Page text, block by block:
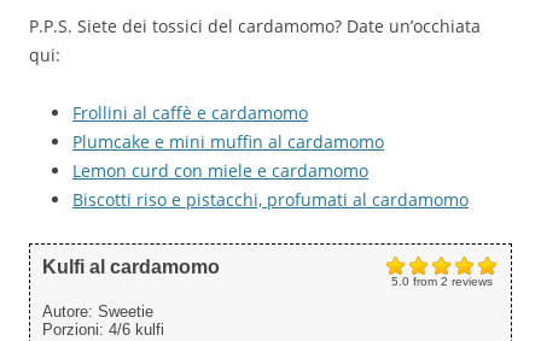
P.P.S. Siete dei tossici del cardamomo? Date un’occhiata
qui:
Frollini al caffè e cardamomo
Plumcake e mini muffin al cardamomo
Lemon curd con miele e cardamomo
Biscotti riso e pistacchi, profumati al cardamomo
5.0from 2 reviews
Kulfi al cardamomo
Autore: Sweetie
Porzioni: 4/6 kulfi